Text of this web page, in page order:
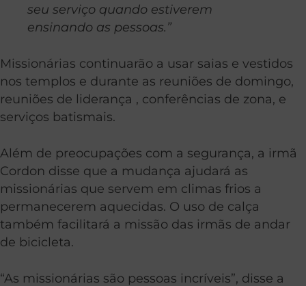
seu serviço quando estiverem
ensinando as pessoas.”
Missionárias continuarão a usar saias e vestidos
nos templos e durante as reuniões de domingo,
reuniões de liderança , conferências de zona, e
serviços batismais.
Além de preocupações com a segurança, a irmã
Cordon disse que a mudança ajudará as
missionárias que servem em climas frios a
permanecerem aquecidas. O uso de calça
também facilitará a missão das irmãs de andar
de bicicleta.
“As missionárias são pessoas incríveis”, disse a